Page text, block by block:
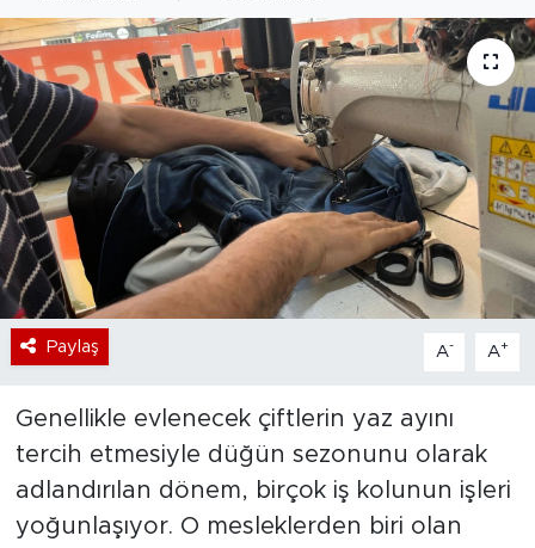
Paylaş A- A+
Genellikle evlenecek çiftlerin yaz ayını
tercih etmesiyle düğün sezonunu olarak
adlandırılan dönem, birçok iş kolunun işleri
yoğunlaşıyor. O mesleklerden biri olan
Sanat
Bölge
Teknoloji
Magazin
Dünya
Sektör